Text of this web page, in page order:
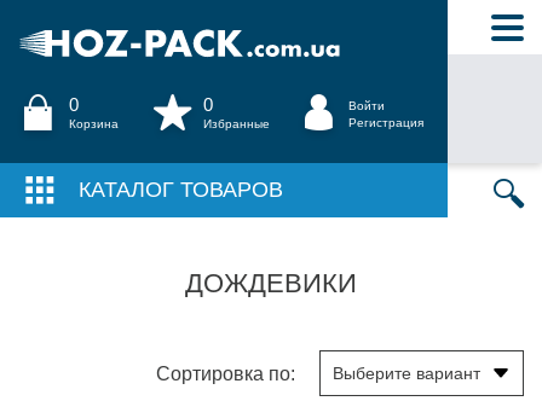
0
Корзина
0
Избранные
Войти
Регистрация
КАТАЛОГ ТОВАРОВ
ДОЖДЕВИКИ
Сортировка по: